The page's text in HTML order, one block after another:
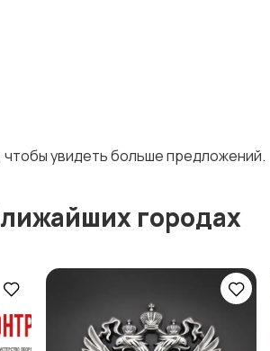
чтобы увидеть больше предложений.
городах